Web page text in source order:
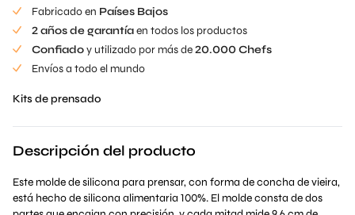
Fabricado en Países Bajos
2 años de garantíaen todos los productos
Confiadoy utilizado por más de20.000 Chefs
Envíos a todo el mundo
Kits de prensado
Descripción del producto
Este molde de silicona para prensar, con forma de concha de vieira,
está hecho de silicona alimentaria 100%. El molde consta de dos